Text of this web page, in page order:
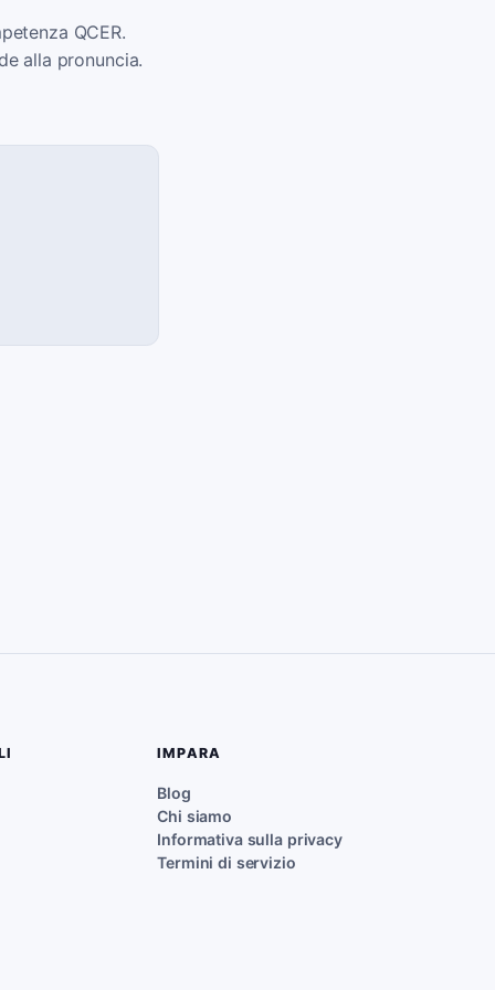
QCER.
alla pronuncia.
IMPARA
Blog
Chi siamo
Informativa sulla privacy
Termini di servizio